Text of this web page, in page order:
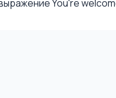
You're